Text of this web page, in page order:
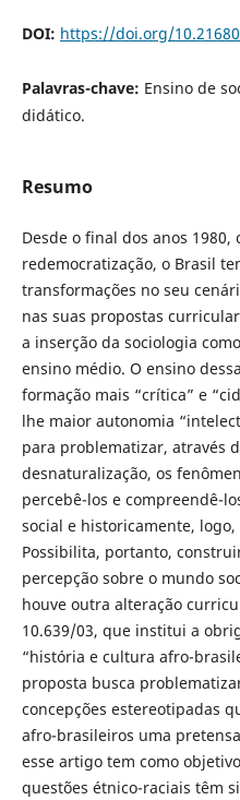
DOI: https://doi.org/
Palavras-chave: Ensino de
didático.
Resumo
Desde o final dos anos 1980,
redemocratização, o Brasil
transformações no seu
nas suas propostas
a inserção da sociologia
ensino médio. O ensino
formação mais “crítica” e
lhe maior autonomia
para problematizar, através
desnaturalização, os
percebê-los e compreendê-
social e historicamente,
Possibilita, portanto,
percepção sobre o mundo
houve outra alteração
10.639/03, que institui a
“história e cultura afro-
proposta busca
concepções estereotipadas
afro-brasileiros uma
esse artigo tem como
questões étnico-raciais têm